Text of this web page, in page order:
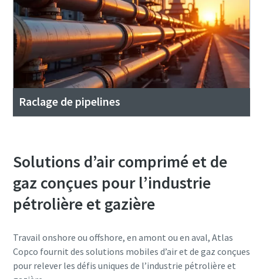
Raclage de pipelines
Solutions d’air comprimé et de
gaz conçues pour l’industrie
pétrolière et gazière
Travail onshore ou offshore, en amont ou en aval, Atlas
Copco fournit des solutions mobiles d’air et de gaz conçues
pour relever les défis uniques de l’industrie pétrolière et